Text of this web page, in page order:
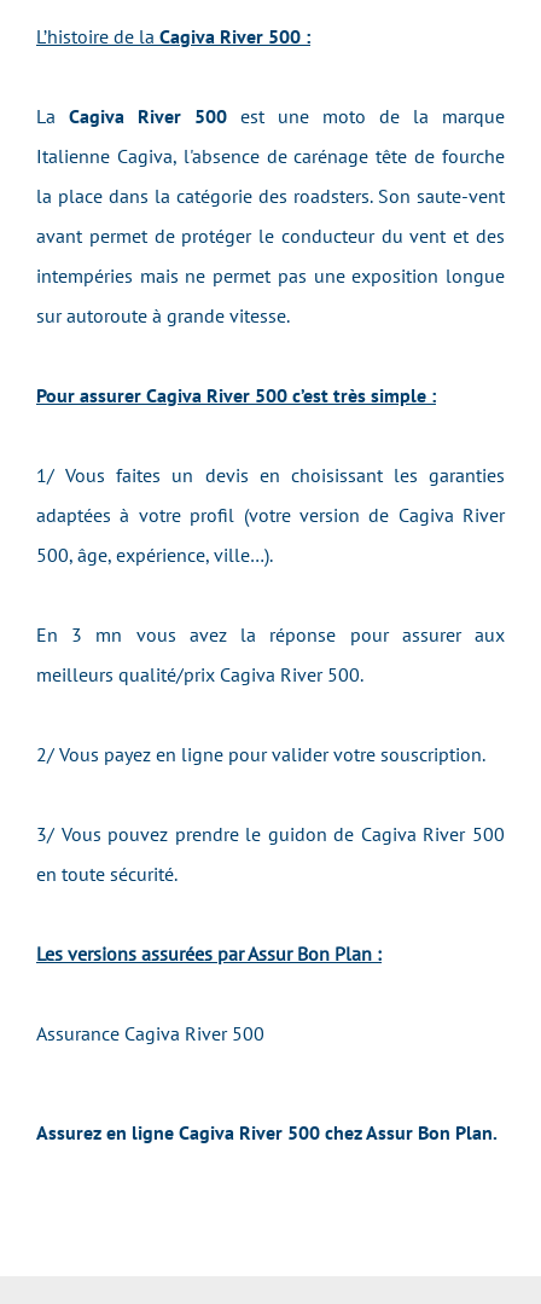
L’histoire de la Cagiva River 500 :
La Cagiva River 500 est une moto de la marque
Italienne Cagiva, l'absence de carénage tête de fourche
la place dans la catégorie des roadsters. Son saute-vent
avant permet de protéger le conducteur du vent et des
intempéries mais ne permet pas une exposition longue
sur autoroute à grande vitesse.
Pour assurer Cagiva River 500 c’est très simple :
1/ Vous faites un devis en choisissant les garanties
adaptées à votre profil (votre version de Cagiva River
500, âge, expérience, ville…).
En 3 mn vous avez la réponse pour assurer aux
meilleurs qualité/prix Cagiva River 500.
2/ Vous payez en ligne pour valider votre souscription.
3/ Vous pouvez prendre le guidon de Cagiva River 500
en toute sécurité.
Les versions assurées par Assur Bon Plan :
Assurance Cagiva River 500
Assurez en ligne Cagiva River 500 chez Assur Bon Plan.